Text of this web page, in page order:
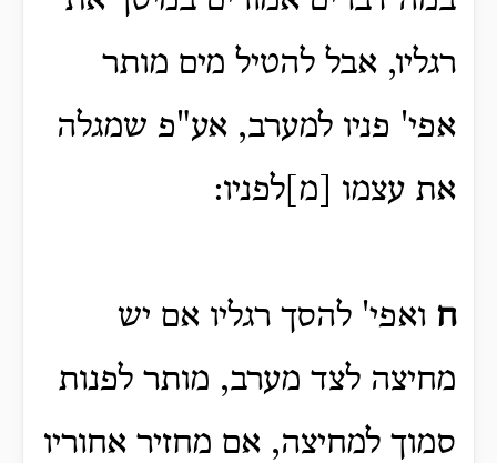
רגליו, אבל להטיל מים מותר
אפי' פניו למערב, אע"פ שמגלה
את עצמו [מ]לפניו:
ח ואפי' להסך רגליו אם יש
מחיצה לצד מערב, מותר לפנות
סמוך למחיצה, אם מחזיר אחוריו